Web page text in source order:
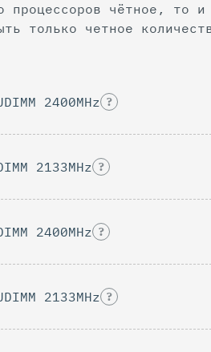
процессоров чётное, то и
четное количество. Всего может
2400MHz ?
2133MHz ?
2400MHz ?
2133MHz ?